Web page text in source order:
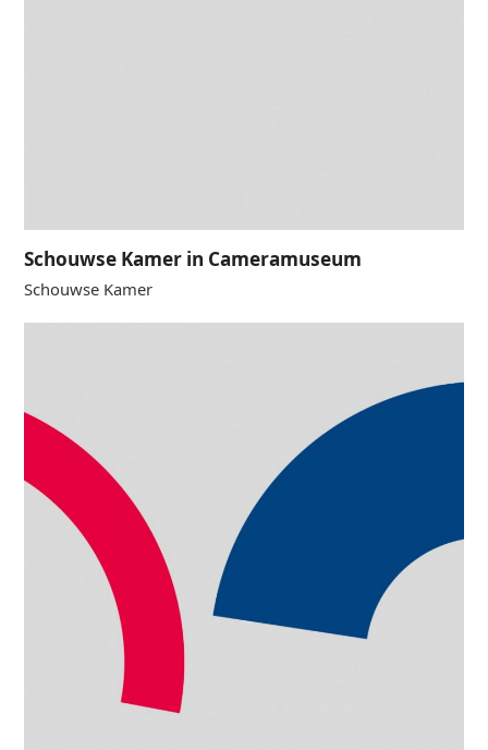
Schouwse Kamer in Cameramuseum
Schouwse Kamer